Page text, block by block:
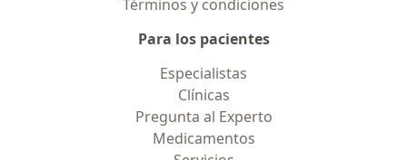
Términos y condiciones
Para los pacientes
Especialistas
Clínicas
Pregunta al Experto
Medicamentos